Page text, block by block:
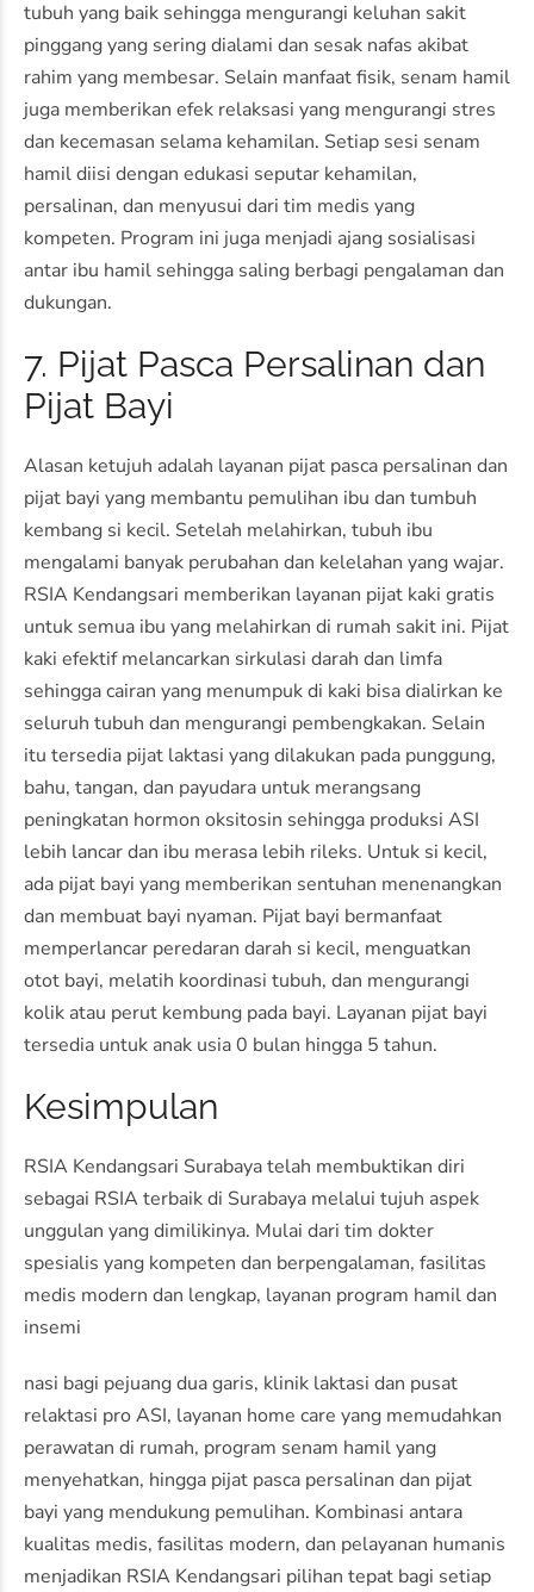
tubuh yang baik sehingga mengurangi keluhan sakit
pinggang yang sering dialami dan sesak nafas akibat
rahim yang membesar. Selain manfaat fisik, senam hamil
juga memberikan efek relaksasi yang mengurangi stres
dan kecemasan selama kehamilan. Setiap sesi senam
hamil diisi dengan edukasi seputar kehamilan,
persalinan, dan menyusui dari tim medis yang
kompeten. Program ini juga menjadi ajang sosialisasi
antar ibu hamil sehingga saling berbagi pengalaman dan
dukungan.
7. Pijat Pasca Persalinan dan
Pijat Bayi
Alasan ketujuh adalah layanan pijat pasca persalinan dan
pijat bayi yang membantu pemulihan ibu dan tumbuh
kembang si kecil. Setelah melahirkan, tubuh ibu
mengalami banyak perubahan dan kelelahan yang wajar.
RSIA Kendangsari memberikan layanan pijat kaki gratis
untuk semua ibu yang melahirkan di rumah sakit ini. Pijat
kaki efektif melancarkan sirkulasi darah dan limfa
sehingga cairan yang menumpuk di kaki bisa dialirkan ke
seluruh tubuh dan mengurangi pembengkakan. Selain
itu tersedia pijat laktasi yang dilakukan pada punggung,
bahu, tangan, dan payudara untuk merangsang
peningkatan hormon oksitosin sehingga produksi ASI
lebih lancar dan ibu merasa lebih rileks. Untuk si kecil,
ada pijat bayi yang memberikan sentuhan menenangkan
dan membuat bayi nyaman. Pijat bayi bermanfaat
memperlancar peredaran darah si kecil, menguatkan
otot bayi, melatih koordinasi tubuh, dan mengurangi
kolik atau perut kembung pada bayi. Layanan pijat bayi
tersedia untuk anak usia 0 bulan hingga 5 tahun.
Kesimpulan
RSIA Kendangsari Surabaya telah membuktikan diri
sebagai RSIA terbaik di Surabaya melalui tujuh aspek
unggulan yang dimilikinya. Mulai dari tim dokter
spesialis yang kompeten dan berpengalaman, fasilitas
medis modern dan lengkap, layanan program hamil dan
insemi
nasi bagi pejuang dua garis, klinik laktasi dan pusat
relaktasi pro ASI, layanan home care yang memudahkan
perawatan di rumah, program senam hamil yang
menyehatkan, hingga pijat pasca persalinan dan pijat
bayi yang mendukung pemulihan. Kombinasi antara
kualitas medis, fasilitas modern, dan pelayanan humanis
menjadikan RSIA Kendangsari pilihan tepat bagi setiap